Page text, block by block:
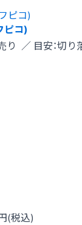
コ)
／ 目安：切り
(税込)